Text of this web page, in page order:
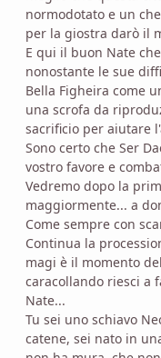
normodotato e un
per la giostra darò il
E qui il buon Nate
nonostante le sue
Bella Figheira come
una scrofa da
sacrificio per aiutare
Sono certo che Ser
vostro favore e
Vedremo dopo la
maggiormente... a
Come sempre con
Continua la
magi è il momento
caracollando riesci a
Nate...
Tu sei uno schiavo
catene, sei nato in